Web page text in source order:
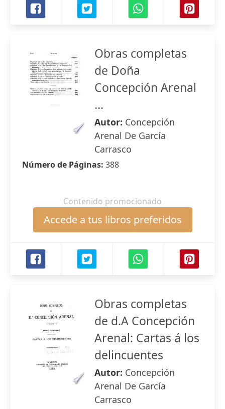
Obras completas
de Doña
Concepción Arenal
...
Autor: Concepción
Arenal De García
Carrasco
Número de Páginas: 388
Contenido promocionado
Accede a tus libros preferidos
Obras completas
de d.A Concepción
Arenal: Cartas á los
delincuentes
Autor: Concepción
Arenal De García
Carrasco